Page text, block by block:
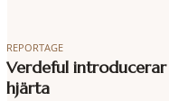
REPORTAGE
Verdeful
hjärta